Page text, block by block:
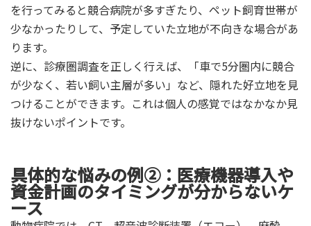
を行ってみると競合病院が多すぎたり、ペット飼育世帯が
少なかったりして、予定していた立地が不向きな場合があ
ります。
逆に、診療圏調査を正しく行えば、「車で5分圏内に競合
が少なく、若い飼い主層が多い」など、隠れた好立地を見
つけることができます。これは個人の感覚ではなかなか見
抜けないポイントです。
具体的な悩みの例②：医療機器導入や
資金計画のタイミングが分からないケ
ース